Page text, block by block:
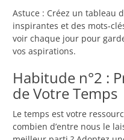
Astuce : Créez un tableau
inspirantes et des mots-
voir chaque jour pour
vos aspirations.
Habitude n°2 :
de Votre Temps
Le temps est votre
combien d’entre nous le